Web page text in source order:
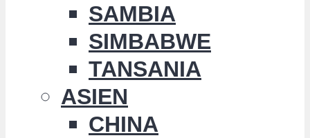
SAMBIA
SIMBABWE
TANSANIA
ASIEN
CHINA